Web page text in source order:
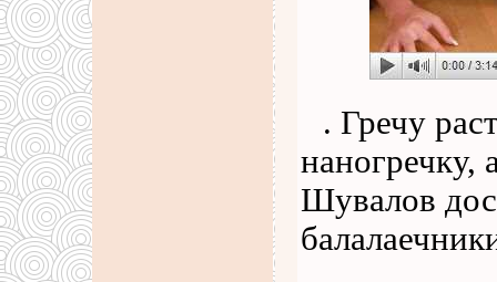
. Гречу
наногречку,
Шувалов